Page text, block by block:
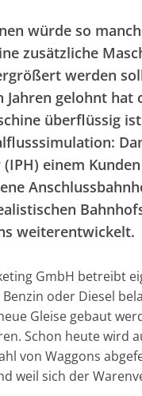
würde so
zusätzliche
werden
gelohnt
überflüssig
einem
weiterentwickelt.
GmbH betreibt
oder Diesel
Gleise gebaut
Schon heute wird
von Waggons
weil sich der